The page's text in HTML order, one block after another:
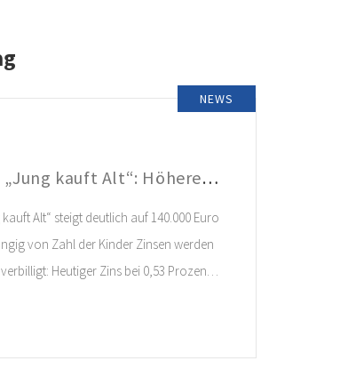
NEWS
KfW-Förderung „Jung kauft Alt“: Höhere Kredite ab August 2026
Alt“ steigt deutlich auf 140.000 Euro
von Zahl der Kinder Zinsen werden
Heutiger Zins bei 0,53 Prozent
und 10 Jahren Zinsbindung